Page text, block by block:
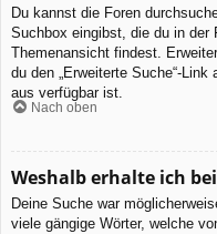
Du kannst die Foren
Suchbox eingibst, die du in der
Themenansicht findest.
du den „Erweiterte Suche“-
aus verfügbar ist.
Nach oben
Weshalb erhalte ich
Deine Suche war
viele gängige Wörter, welche